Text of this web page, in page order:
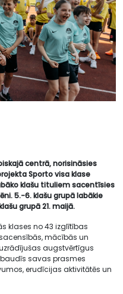
centrā, norisināsies
Sporto visa klase
klašu tituliem sacentīsies
5.-6. klašu grupā labākie
grupā 21. maijā.
klases no 43 izglītības
mācībās un
augstvērtīgus
savas prasmes
erudīcijas aktivitātēs un